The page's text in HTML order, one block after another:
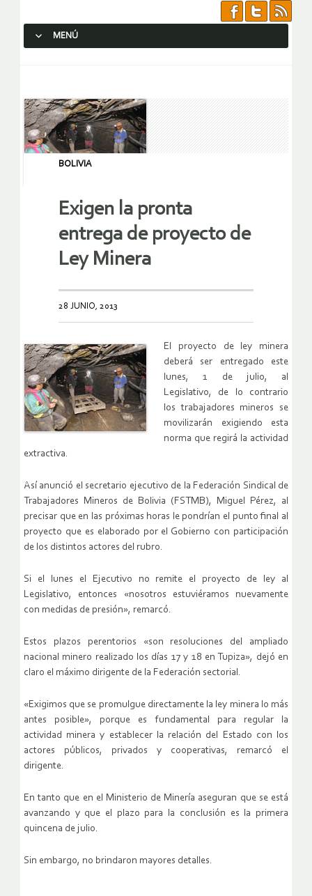
MENÚ
BOLIVIA
Exigen la pronta
entrega de proyecto de
Ley Minera
28 JUNIO, 2013
El proyecto de ley minera
deberá ser entregado este
lunes, 1 de julio, al
Legislativo, de lo contrario
los trabajadores mineros se
movilizarán exigiendo esta
norma que regirá la actividad
extractiva.
Así anunció el secretario ejecutivo de la Federación Sindical de
Trabajadores Mineros de Bolivia (FSTMB), Miguel Pérez, al
precisar que en las próximas horas le pondrían el punto final al
proyecto que es elaborado por el Gobierno con participación
de los distintos actores del rubro.
Si el lunes el Ejecutivo no remite el proyecto de ley al
Legislativo, entonces «nosotros estuviéramos nuevamente
con medidas de presión», remarcó.
Estos plazos perentorios «son resoluciones del ampliado
nacional minero realizado los días 17 y 18 en Tupiza», dejó en
claro el máximo dirigente de la Federación sectorial.
«Exigimos que se promulgue directamente la ley minera lo más
antes posible», porque es fundamental para regular la
actividad minera y establecer la relación del Estado con los
actores públicos, privados y cooperativas, remarcó el
dirigente.
En tanto que en el Ministerio de Minería aseguran que se está
avanzando y que el plazo para la conclusión es la primera
quincena de julio.
Sin embargo, no brindaron mayores detalles.